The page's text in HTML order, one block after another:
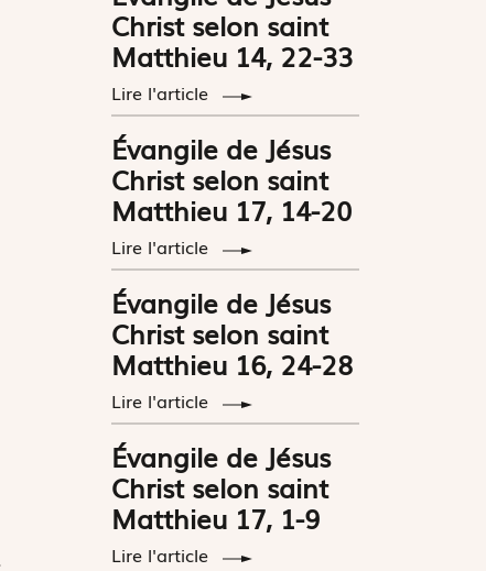
Christ selon saint
Matthieu 14, 22-33
Lire l'article
Évangile de Jésus
Christ selon saint
Matthieu 17, 14-20
Lire l'article
Évangile de Jésus
Christ selon saint
Matthieu 16, 24-28
Lire l'article
Évangile de Jésus
Christ selon saint
Matthieu 17, 1-9
Lire l'article